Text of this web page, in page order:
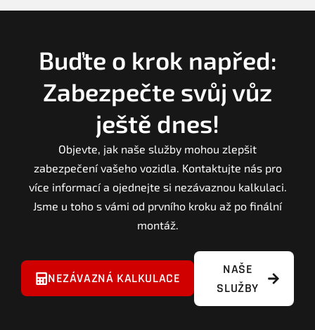
Buďte o krok napřed:
Zabezpečte svůj vůz
ještě dnes!
Objevte, jak naše služby mohou zlepšit
zabezpečení vašeho vozidla. Kontaktujte nás pro
více informací a ojednejte si nezávaznou kalkulaci.
Jsme u toho s vámi od prvního kroku až po finální
montáž.
NEZÁVAZNÁ KALKULACE
NAŠE
SLUŽBY